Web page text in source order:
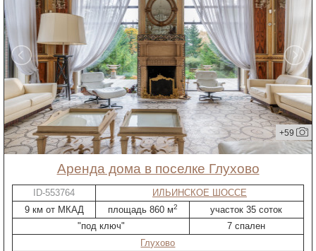
+59
Аренда дома в поселке Глухово
ID-553764
ИЛЬИНСКОЕ ШОССЕ
9 км от МКАД
площадь 860 м2
участок 35 соток
"под ключ"
7 спален
Глухово